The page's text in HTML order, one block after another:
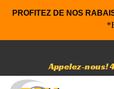
PROFITEZ DE NOS
*En
Appelez-nous!